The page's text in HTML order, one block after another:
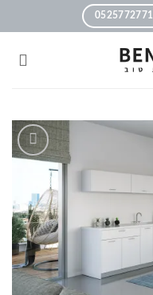
0525772771
שלי